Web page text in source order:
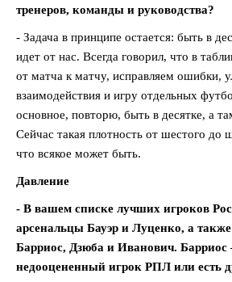
тренеров, команды и руководства?
- Задача в принципе остается: быть в
идет от нас. Всегда говорил, что в
от матча к матчу, исправляем ошибки,
взаимодействия и игру отдельных
основное, повторю, быть в десятке, а
Сейчас такая плотность от шестого до
что всякое может быть.
Давление
- В вашем списке лучших игроков
арсенальцы Бауэр и Луценко, а
Барриос, Дзюба и Иванович.
недооцененный игрок РПЛ или есть